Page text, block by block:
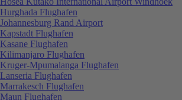
Hurghada Flughafen
Johannesburg Rand Airport
Kapstadt Flughafen
Kasane Flughafen
Kilimanjaro Flughafen
Kruger-Mpumalanga Flughafen
Lanseria Flughafen
Marrakesch Flughafen
Maun Flughafen